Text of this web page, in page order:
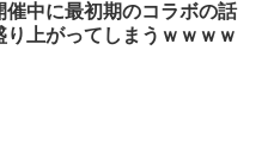
催中に最初期のコラボの話
り上がってしまうｗｗｗｗ